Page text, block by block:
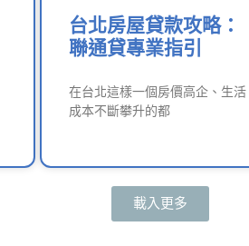
台北房屋貸款攻略：
聯通貸專業指引
在台北這樣一個房價高企、生活
成本不斷攀升的都
載入更多